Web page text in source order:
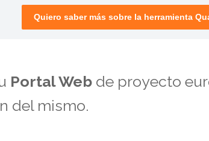
Quiero saber más sobre la herramienta
Portal Webde proyecto
del mismo.